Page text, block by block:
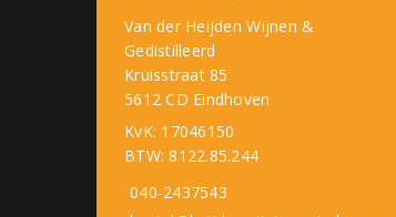
Van der Heijden Wijnen &
Gedistilleerd
Kruisstraat 85
5612 CD Eindhoven
KvK: 17046150
BTW: 8122.85.244
040-2437543